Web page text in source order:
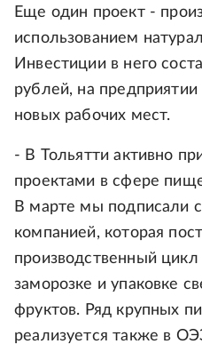
Еще один проект -
использованием
Инвестиции в него
рублей, на
новых рабочих мест.
- В Тольятти активно
проектами в сфере
В марте мы подписали
компанией, которая
производственный
заморозке и упаковке
фруктов. Ряд крупных
реализуется также в